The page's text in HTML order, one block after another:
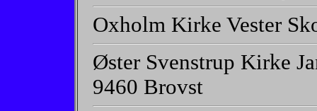
Oxholm Kirke Vester
Øster Svenstrup Kirke
9460 Brovst